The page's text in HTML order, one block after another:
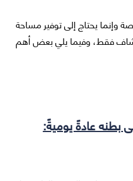
وإنما يحتاج إلى توفير مساحة
فقط، وفيما يلي بعض أهم
عادةً يوميةً: